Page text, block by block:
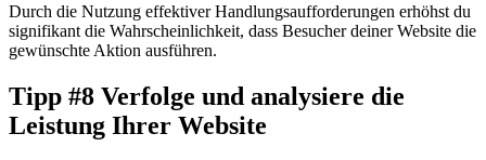
Durch die Nutzung effektiver Handlungsaufforderungen erhöhst du
signifikant die Wahrscheinlichkeit, dass Besucher deiner Website die
gewünschte Aktion ausführen.
Tipp #8 Verfolge und analysiere die
Leistung Ihrer Website